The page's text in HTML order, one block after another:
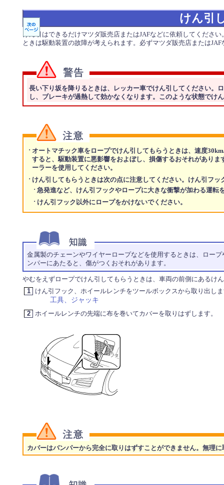
けん引
けん引はできるだけマツダ販売店またはJAFなどに依頼してくださ
ときは駆動装置の故障が考えられます。必ずマツダ販売店または
長い下り坂を降りるときは、レッカー車でけん引してください。
し、ブレーキが過熱して効かなくなります。このような状態でけ
· オートマチック車をロープでけん引してもらうときは、速度
すると、駆動装置に悪影響をおよぼし、損傷するおそれがあり
ーラーを使用してください。
· けん引してもらうときは次の点に注意してください。けん引フ
· 急発進など、けん引フックやロープに大きな衝撃が加わる運転
· けん引フック以外にロープをかけないでください。
金属製のチェーンやワイヤーロープなどを使用するときは、ロー
ンパーにあたると、傷がつくおそれがあります。
やむをえずロープでけん引してもらうときは、車両の前側にあるけ
1
けん引フック、ホイールレンチをツールボックスから取り出し
工具、ジャッキ
2 ホイールレンチの先端に布を巻いてカバーを取りはずします。
カバーはバンパーから完全に取りはずすことができません。無理